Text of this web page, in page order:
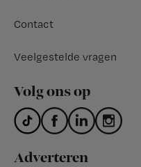
Contact
Veelgestelde vragen
Volg ons op
Adverteren